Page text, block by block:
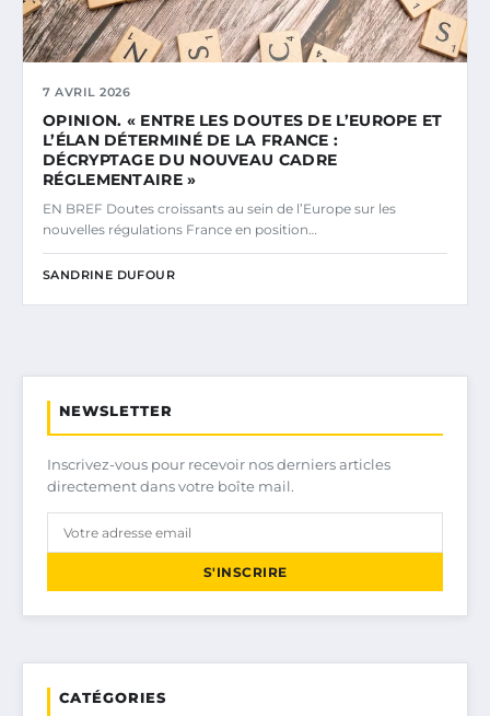
7 AVRIL 2026
OPINION. « ENTRE LES DOUTES DE L’EUROPE ET
L’ÉLAN DÉTERMINÉ DE LA FRANCE :
DÉCRYPTAGE DU NOUVEAU CADRE
RÉGLEMENTAIRE »
EN BREF Doutes croissants au sein de l’Europe sur les
nouvelles régulations France en position…
SANDRINE DUFOUR
NEWSLETTER
Inscrivez-vous pour recevoir nos derniers articles
directement dans votre boîte mail.
S'INSCRIRE
CATÉGORIES